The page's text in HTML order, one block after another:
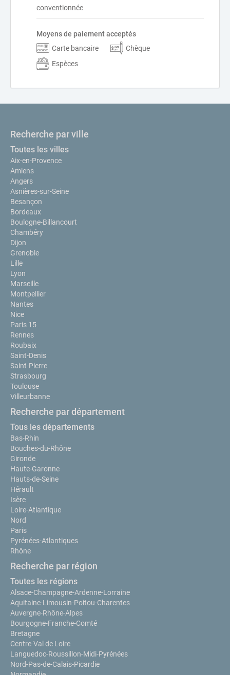
conventionnée
Moyens de paiement acceptés
Carte bancaire
Chèque
Espèces
Recherche par ville
Toutes les villes
Aix-en-Provence
Amiens
Angers
Asnières-sur-Seine
Besançon
Bordeaux
Boulogne-Billancourt
Chambéry
Dijon
Grenoble
Lille
Lyon
Marseille
Montpellier
Nantes
Nice
Paris 15
Rennes
Roubaix
Saint-Denis
Saint-Pierre
Strasbourg
Toulouse
Villeurbanne
Recherche par département
Tous les départements
Bas-Rhin
Bouches-du-Rhône
Gironde
Haute-Garonne
Hauts-de-Seine
Hérault
Isère
Loire-Atlantique
Nord
Paris
Pyrénées-Atlantiques
Rhône
Recherche par région
Toutes les régions
Alsace-Champagne-Ardenne-Lorraine
Aquitaine-Limousin-Poitou-Charentes
Auvergne-Rhône-Alpes
Bourgogne-Franche-Comté
Bretagne
Centre-Val de Loire
Languedoc-Roussillon-Midi-Pyrénées
Nord-Pas-de-Calais-Picardie